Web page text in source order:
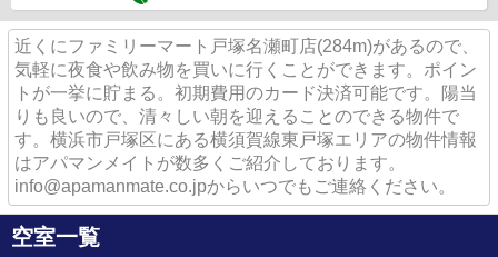
近くにファミリーマート戸塚名瀬町店(284m)があるので、
気軽に夜食や飲み物を買いに行くことができます。ポイン
トが一挙に貯まる。初期費用のカード決済可能です。陽当
りも良いので、清々しい朝を迎えることのできる物件で
す。横浜市戸塚区にある横須賀線東戸塚エリアの物件情報
はアパマンメイトが数多くご紹介しております。
info@apamanmate.co.jpからいつでもご連絡ください。
空室一覧